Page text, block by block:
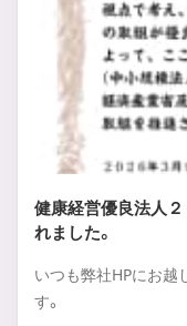
健康経営優良法人２
れました。
いつも弊社HPにお越
す